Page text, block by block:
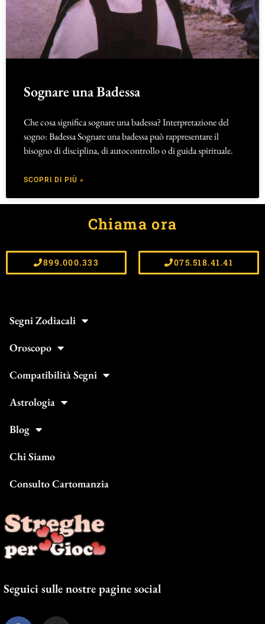
Sognare una Badessa
Che cosa significa sognare una badessa? Interpretazione del
sogno: Badessa Sognare una badessa può rappresentare il
bisogno di disciplina, di autocontrollo o di guida spirituale.
SCOPRI DI PIÙ »
Chiama ora
899.000.333 075.518.41.41
Segni Zodiacali
Oroscopo
Compatibilità Segni
Astrologia
Blog
Chi Siamo
Consulto Cartomanzia
Seguici sulle nostre pagine social